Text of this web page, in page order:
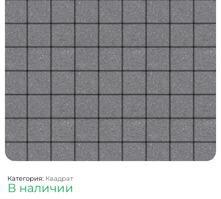
Категория: Квадрат
В наличии